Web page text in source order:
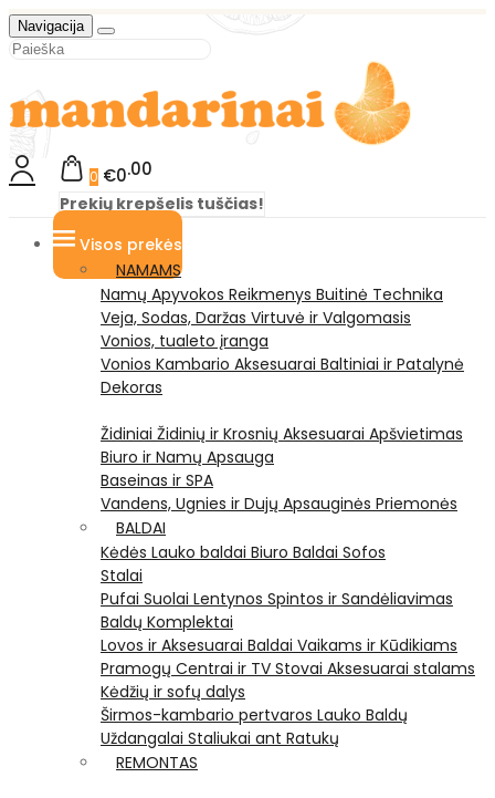
Navigacija
0 €0 00
Prekių krepšelis tuščias!
Visos prekės
NAMAMS
Namų Apyvokos Reikmenys Buitinė Technika
Veja, Sodas, Daržas Virtuvė ir Valgomasis
Vonios, tualeto įranga
Vonios Kambario Aksesuarai Baltiniai ir Patalynė
Dekoras
Židiniai Židinių ir Krosnių Aksesuarai Apšvietimas
Biuro ir Namų Apsauga
Baseinas ir SPA
Vandens, Ugnies ir Dujų Apsauginės Priemonės
BALDAI
Kėdės Lauko baldai Biuro Baldai Sofos
Stalai
Pufai Suolai Lentynos Spintos ir Sandėliavimas
Baldų Komplektai
Lovos ir Aksesuarai Baldai Vaikams ir Kūdikiams
Pramogų Centrai ir TV Stovai Aksesuarai stalams
Kėdžių ir sofų dalys
Širmos-kambario pertvaros Lauko Baldų
Uždangalai Staliukai ant Ratukų
REMONTAS